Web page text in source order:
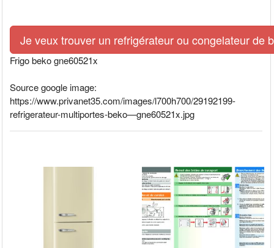
Je veux trouver un refrigérateur ou congelateur de
Frigo beko gne60521x
Source google image:
https://www.privanet35.com/images/l700h700/29192199-
refrigerateur-multiportes-beko—gne60521x.jpg